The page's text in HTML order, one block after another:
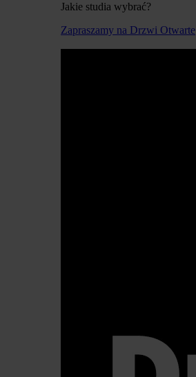
Jakie studia wybrać?
Zapraszamy na Drzwi Otwarte